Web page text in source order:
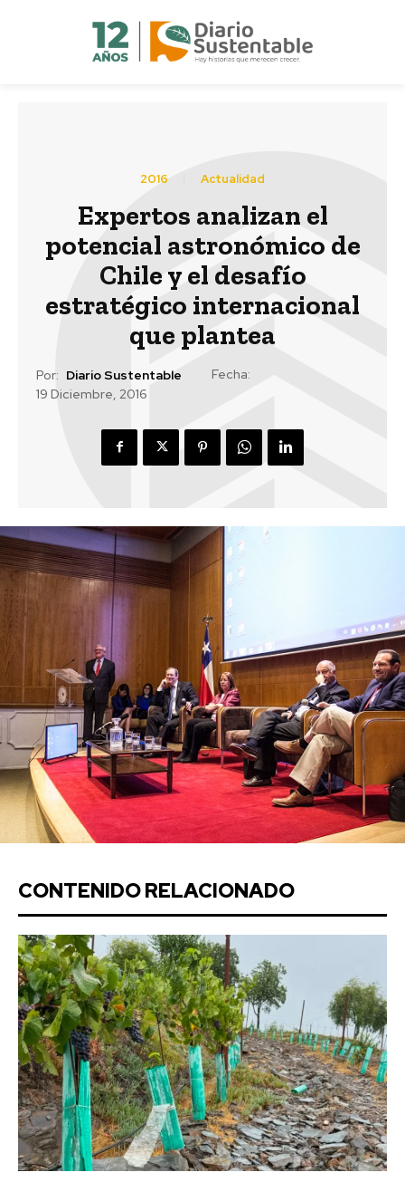
2016 Actualidad
Expertos analizan el
potencial astronómico de
Chile y el desafío
estratégico internacional
que plantea
Por: Diario Sustentable
Fecha:
19 Diciembre, 2016
CONTENIDO RELACIONADO